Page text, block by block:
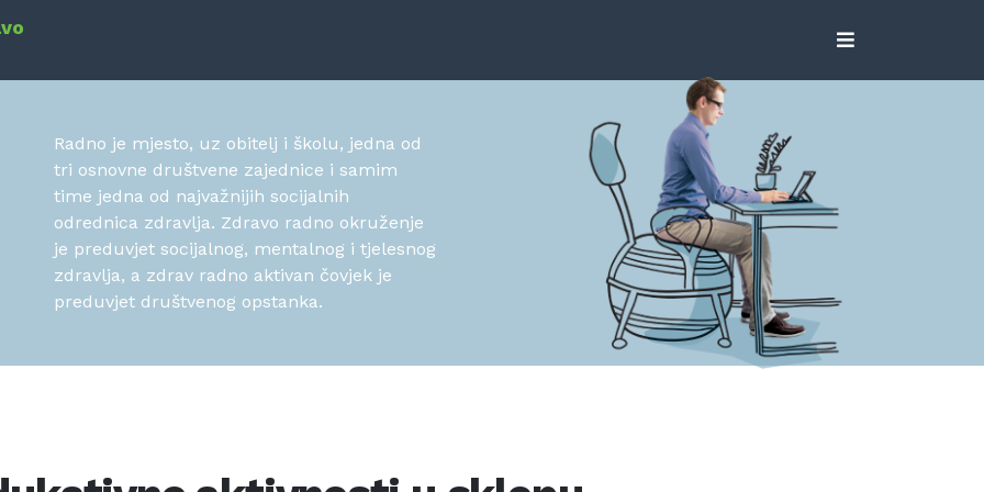
Radno je mjesto, uz obitelj i školu, jedna od
tri osnovne društvene zajednice i samim
time jedna od najvažnijih socijalnih
odrednica zdravlja. Zdravo radno okruženje
je preduvjet socijalnog, mentalnog i tjelesnog
zdravlja, a zdrav radno aktivan čovjek je
preduvjet društvenog opstanka.